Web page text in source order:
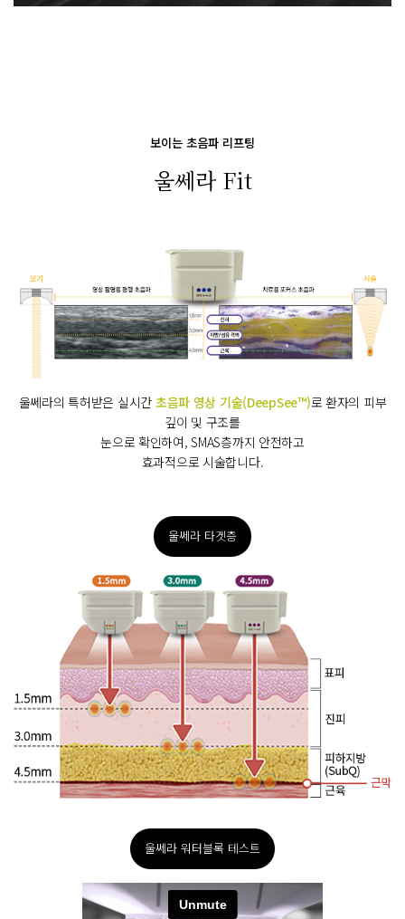
보이는 초음파 리프팅
울쎄라 Fit
울쎄라의 특허받은 실시간 초음파 영상 기술(DeepSee™)로 환자의 피부
깊이 및 구조를
눈으로 확인하여, SMAS층까지 안전하고
효과적으로 시술합니다.
울쎄라 타겟층
울쎄라 워터블록 테스트